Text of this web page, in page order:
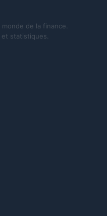
de la finance.
statistiques.